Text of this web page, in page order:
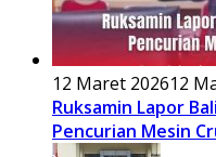
12 Maret 202612
Ruksamin Lapor
Pencurian Mesin